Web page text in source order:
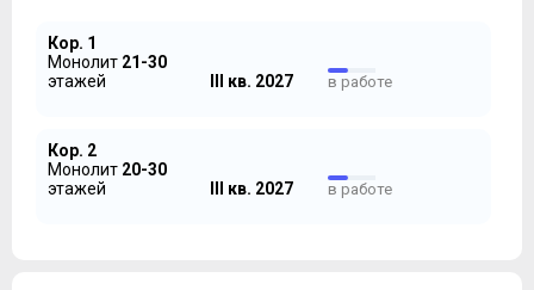
Кор. 1
Монолит 21-30
этажей
III кв. 2027 в работе
Кор. 2
Монолит 20-30
этажей
III кв. 2027 в работе